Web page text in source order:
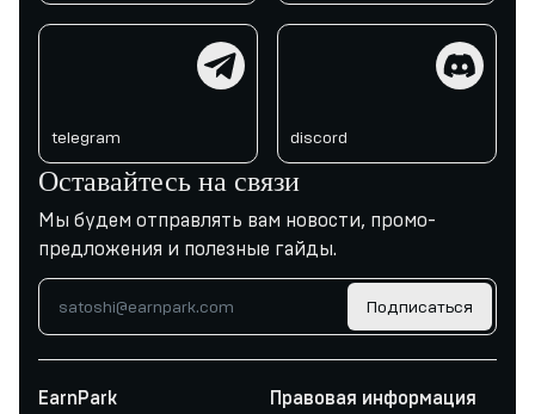
telegram discord
Оставайтесь на связи
Мы будем отправлять вам новости, промо-
предложения и полезные гайды.
Подписаться
EarnPark Правовая информация